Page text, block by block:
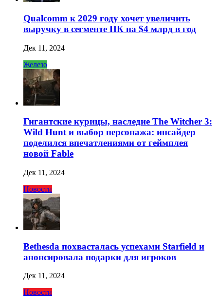
Qualcomm к 2029 году хочет увеличить
выручку в сегменте ПК на $4 млрд в год
Дек 11, 2024
Железо
Гигантские курицы, наследие The Witcher 3:
Wild Hunt и выбор персонажа: инсайдер
поделился впечатлениями от геймплея
новой Fable
Дек 11, 2024
Новости
Bethesda похвасталась успехами Starfield и
анонсировала подарки для игроков
Дек 11, 2024
Новости